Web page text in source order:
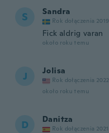
S Sandra
Rok dołączenia 2019
Fick aldrig varan
około roku temu
J Jolisa
Rok dołączenia 2022
około roku temu
D Danitza
Rok dołączenia 2021